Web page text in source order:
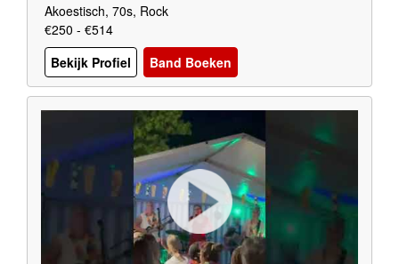
Akoestisch, 70s, Rock
€250 - €514
Bekijk Profiel
Band Boeken